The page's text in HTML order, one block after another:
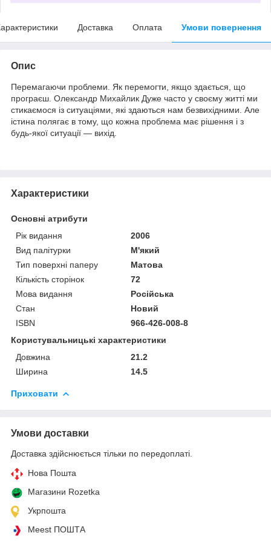
Доставка Оплата Умови повернення
Опис
Перемагаючи проблеми. Як перемогти, якщо здається, що
програєш. Олександр Михайлик Дуже часто у своєму житті ми
стикаємося із ситуаціями, які здаються нам безвихідними. Але
істина полягає в тому, що кожна проблема має рішення і з
будь-якої ситуації ― вихід.
Характеристики
Основні атрибути
Рік видання
2006
Вид палітурки
М'який
Тип поверхні паперу
Матова
Кількість сторінок
72
Мова видання
Російська
Стан
Новий
ISBN
966-426-008-8
Користувальницькі характеристики
Довжина
21.2
Ширина
14.5
Приховати
Умови доставки
Доставка здійснюється тільки по передоплаті.
Нова Пошта
Магазини Rozetka
Укрпошта
Meest ПОШТА